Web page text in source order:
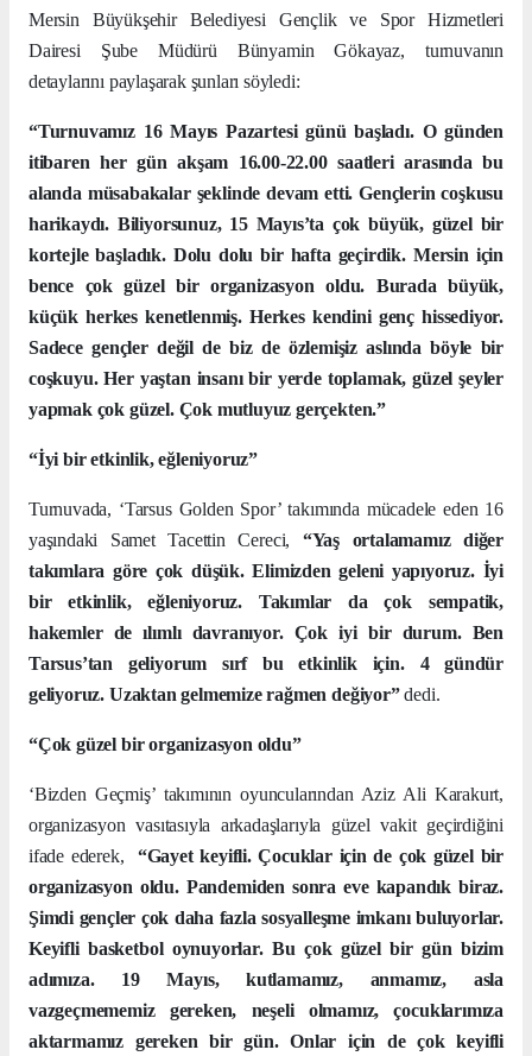
Mersin Büyükşehir Belediyesi Gençlik ve Spor Hizmetleri
Dairesi Şube Müdürü Bünyamin Gökayaz, turnuvanın
detaylarını paylaşarak şunları söyledi:
“Turnuvamız 16 Mayıs Pazartesi günü başladı. O günden
itibaren her gün akşam 16.00-22.00 saatleri arasında bu
alanda müsabakalar şeklinde devam etti. Gençlerin coşkusu
harikaydı. Biliyorsunuz, 15 Mayıs’ta çok büyük, güzel bir
kortejle başladık. Dolu dolu bir hafta geçirdik. Mersin için
bence çok güzel bir organizasyon oldu. Burada büyük,
küçük herkes kenetlenmiş. Herkes kendini genç hissediyor.
Sadece gençler değil de biz de özlemişiz aslında böyle bir
coşkuyu. Her yaştan insanı bir yerde toplamak, güzel şeyler
yapmak çok güzel. Çok mutluyuz gerçekten.”
“İyi bir etkinlik, eğleniyoruz”
Turnuvada, ‘Tarsus Golden Spor’ takımında mücadele eden 16
yaşındaki Samet Tacettin Cereci, “Yaş ortalamamız diğer
takımlara göre çok düşük. Elimizden geleni yapıyoruz. İyi
bir etkinlik, eğleniyoruz. Takımlar da çok sempatik,
hakemler de ılımlı davranıyor. Çok iyi bir durum. Ben
Tarsus’tan geliyorum sırf bu etkinlik için. 4 gündür
geliyoruz. Uzaktan gelmemize rağmen değiyor”dedi.
“Çok güzel bir organizasyon oldu”
‘Bizden Geçmiş’ takımının oyuncularından Aziz Ali Karakurt,
organizasyon vasıtasıyla arkadaşlarıyla güzel vakit geçirdiğini
ifade ederek,
“Gayet keyifli. Çocuklar için de çok güzel bir
organizasyon oldu. Pandemiden sonra eve kapandık biraz.
Şimdi gençler çok daha fazla sosyalleşme imkanı buluyorlar.
Keyifli basketbol oynuyorlar. Bu çok güzel bir gün bizim
adımıza. 19 Mayıs, kutlamamız, anmamız, asla
vazgeçmememiz gereken, neşeli olmamız, çocuklarımıza
aktarmamız gereken bir gün. Onlar için de çok keyifli